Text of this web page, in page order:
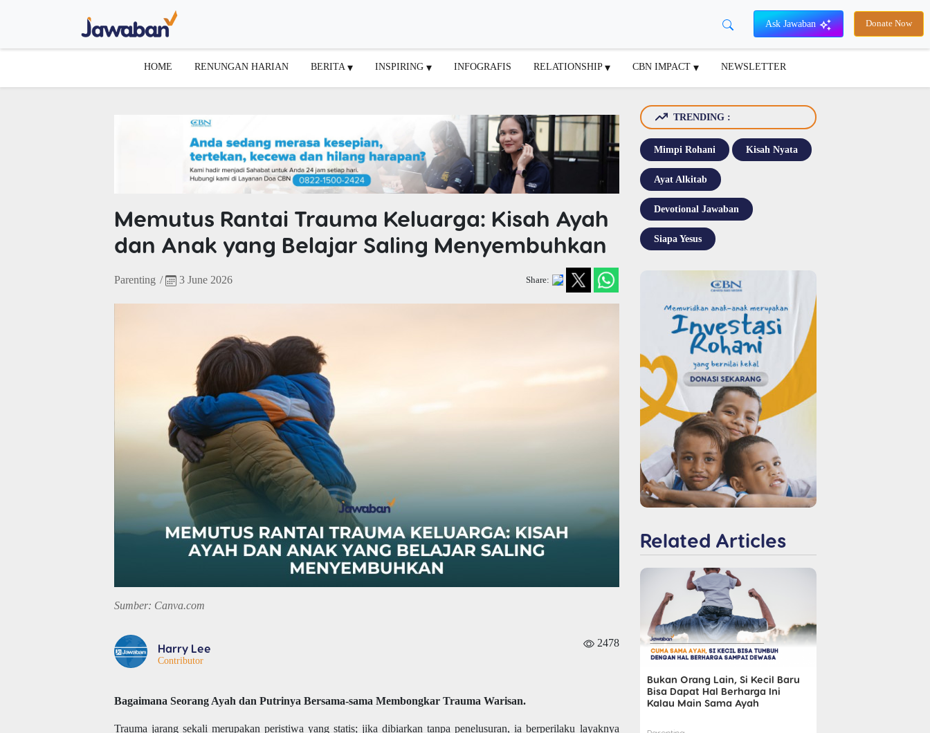
Ask Jawaban Donate Now
HOME RENUNGAN HARIAN BERITA INSPIRING INFOGRAFIS RELATIONSHIP CBN IMPACT NEWSLETTER
Memutus Rantai Trauma Keluarga: Kisah Ayah
dan Anak yang Belajar Saling Menyembuhkan
Parenting / 3 June 2026 Share:
Sumber: Canva.com
Harry Lee
Contributor
2478
Bagaimana Seorang Ayah dan Putrinya Bersama-sama Membongkar Trauma Warisan.
Trauma jarang sekali merupakan peristiwa yang statis; jika dibiarkan tanpa penelusuran, ia berperilaku layaknya
TRENDING :
Mimpi Rohani Kisah Nyata
Ayat Alkitab
Devotional Jawaban
Siapa Yesus
Related Articles
Bukan Orang Lain, Si Kecil Baru
Bisa Dapat Hal Berharga Ini
Kalau Main Sama Ayah